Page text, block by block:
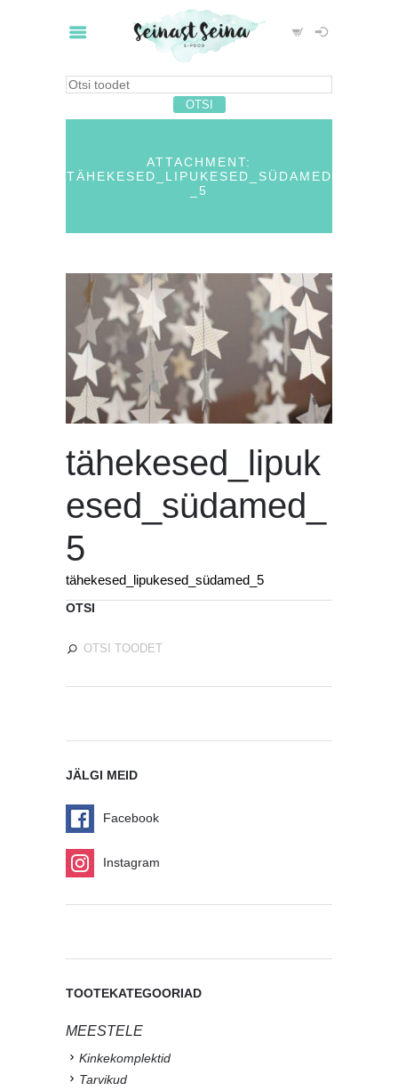
ATTACHMENT:
TÄHEKESED_LIPUKESED_SÜDAMED
_5
tähekesed_lipuk
esed_südamed_
5
tähekesed_lipukesed_südamed_5
OTSI
JÄLGI MEID
Facebook
Instagram
TOOTEKATEGOORIAD
MEESTELE
Kinkekomplektid
Tarvikud